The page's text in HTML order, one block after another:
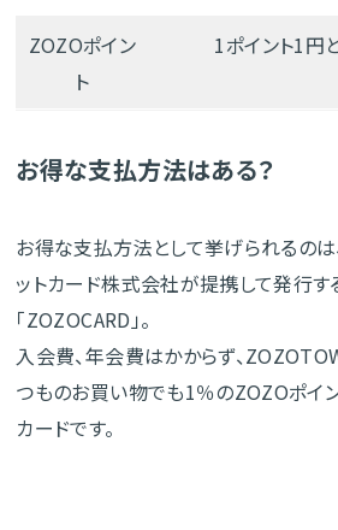
ZOZOポイン
ト
1ポイント1円
お得な支払方法はある？
お得な支払方法として挙げられるの
ットカード株式会社が提携して発行す
「ZOZOCARD」。
入会費、年会費はかからず、
つものお買い物でも1％のZOZOポイ
カードです。